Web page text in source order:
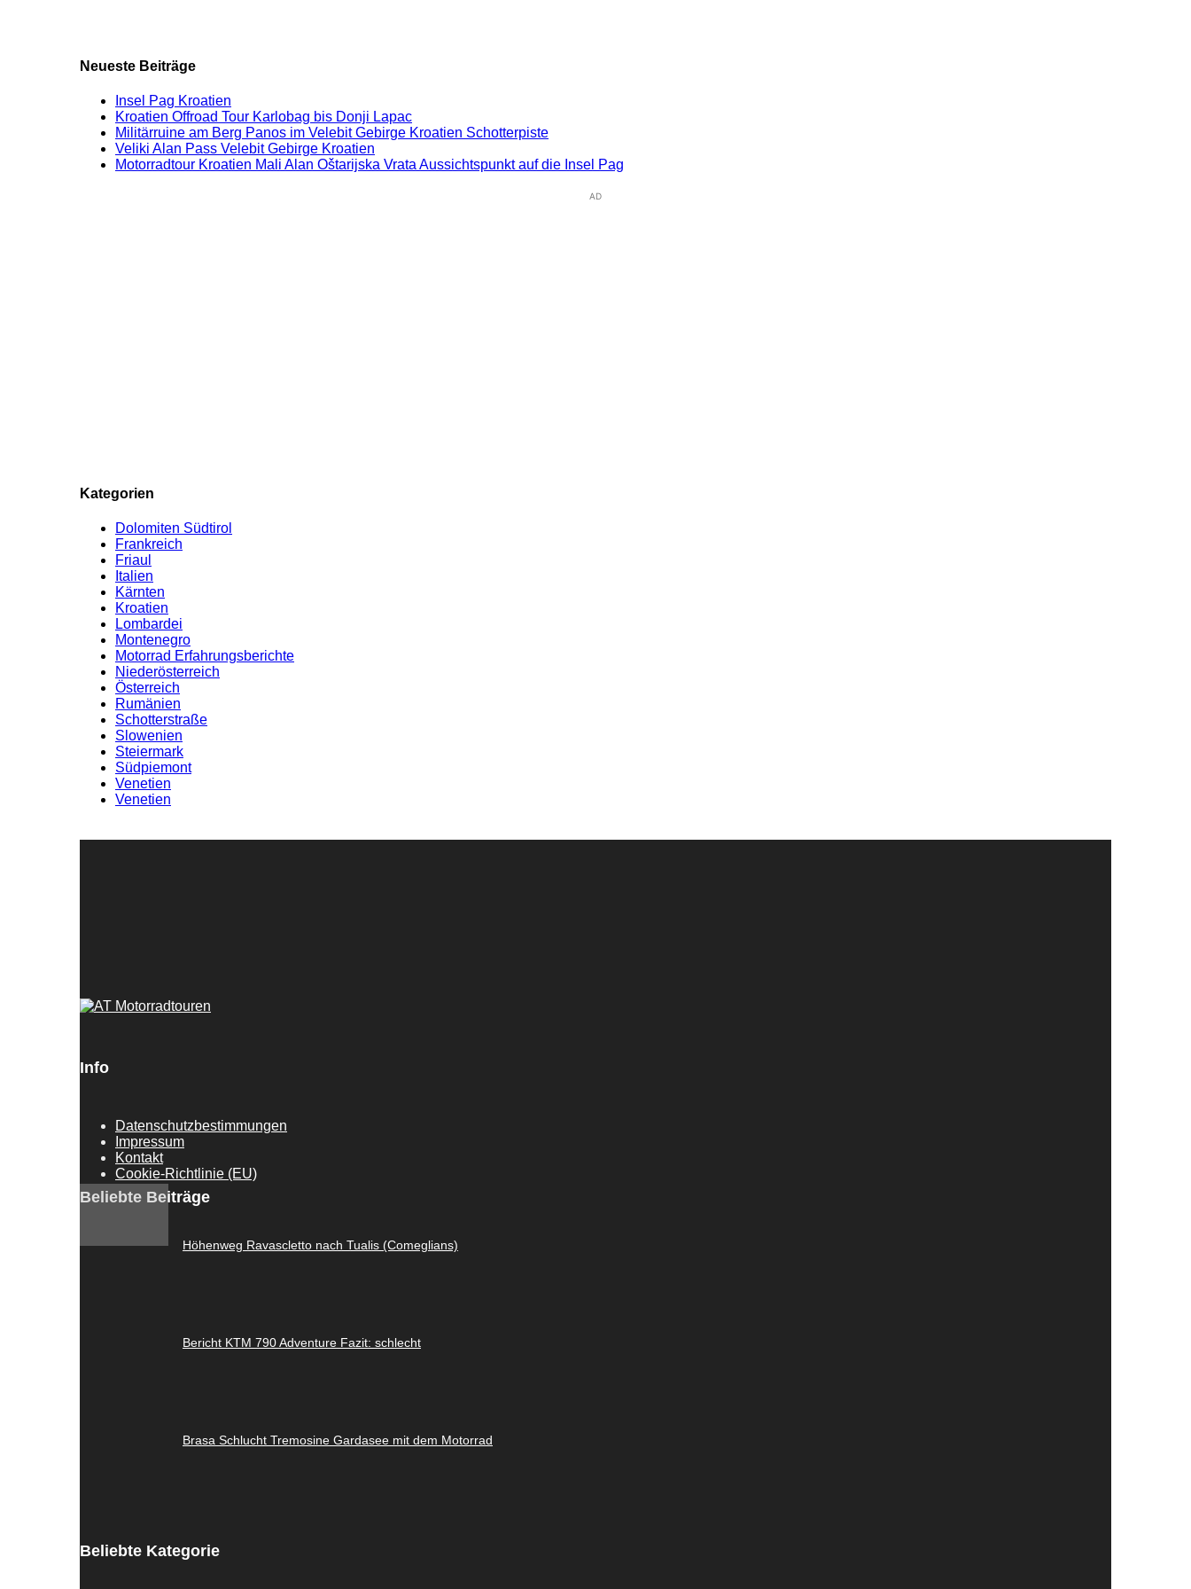
Neueste Beiträge
Insel Pag Kroatien
Kroatien Offroad Tour Karlobag bis Donji Lapac
Militärruine am Berg Panos im Velebit Gebirge Kroatien Schotterpiste
Veliki Alan Pass Velebit Gebirge Kroatien
Motorradtour Kroatien Mali Alan Oštarijska Vrata Aussichtspunkt auf die Insel Pag
AD
Kategorien
Dolomiten Südtirol
Frankreich
Friaul
Italien
Kärnten
Kroatien
Lombardei
Montenegro
Motorrad Erfahrungsberichte
Niederösterreich
Österreich
Rumänien
Schotterstraße
Slowenien
Steiermark
Südpiemont
Venetien
Venetien
Info
Datenschutzbestimmungen
Impressum
Kontakt
Cookie-Richtlinie (EU)
Beliebte Beiträge
Höhenweg Ravascletto nach Tualis (Comeglians)
Bericht KTM 790 Adventure Fazit: schlecht
Brasa Schlucht Tremosine Gardasee mit dem Motorrad
Beliebte Kategorie